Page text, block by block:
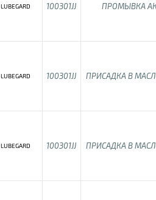
LUBEGARD 100301JJ ПРОМЫВКА
LUBEGARD 100301JJ ПРИСАДКА В
LUBEGARD 100301JJ ПРИСАДКА В